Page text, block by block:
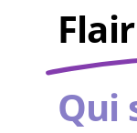
Qui